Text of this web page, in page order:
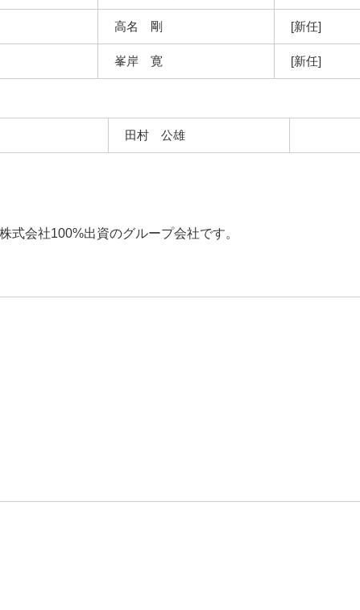
高名 剛 [新任]
峯岸 寛 [新任]
田村 公雄
会社100%出資のグループ会社です。